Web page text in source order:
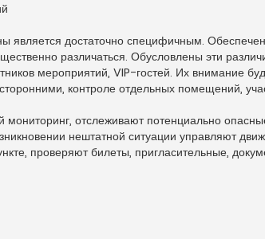
является достаточно специфичным.
различаться. Обусловлены эти
мероприятий, VIP-гостей. Их внимание
контроле отдельных помещений,
отслеживают потенциально
нештатной ситуации управляют
проверяют билеты, пригласительные,